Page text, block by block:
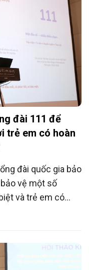
đài 111 để
trẻ em có hoàn
đài quốc gia bảo
vệ một số
và trẻ em có
được kỳ vọng sẽ